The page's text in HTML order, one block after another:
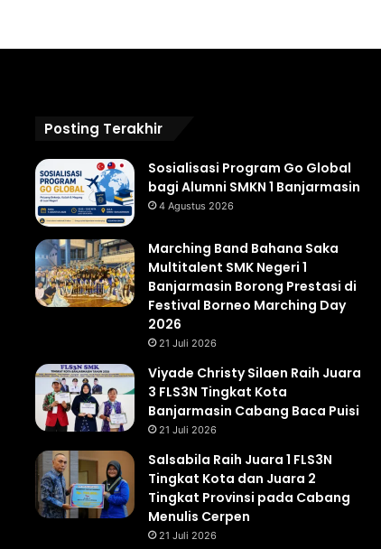
Posting Terakhir
Sosialisasi Program Go Global
bagi Alumni SMKN 1 Banjarmasin
4 Agustus 2026
Marching Band Bahana Saka
Multitalent SMK Negeri 1
Banjarmasin Borong Prestasi di
Festival Borneo Marching Day
2026
21 Juli 2026
Viyade Christy Silaen Raih Juara
3 FLS3N Tingkat Kota
Banjarmasin Cabang Baca Puisi
21 Juli 2026
Salsabila Raih Juara 1 FLS3N
Tingkat Kota dan Juara 2
Tingkat Provinsi pada Cabang
Menulis Cerpen
21 Juli 2026